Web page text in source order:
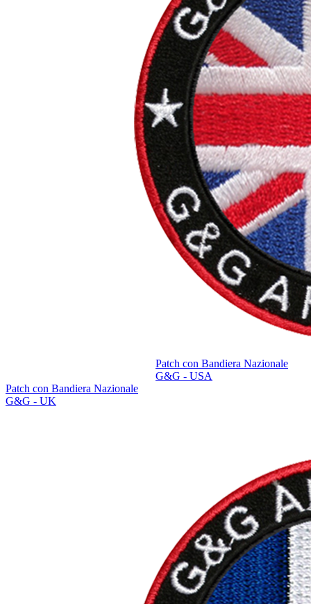
Patch con Bandiera Nazionale
G&G - USA
Patch con Bandiera Nazionale
G&G - UK